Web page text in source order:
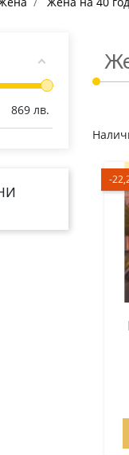
869 лв.
-